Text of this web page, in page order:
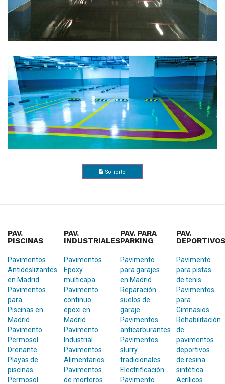
Solicite
PAV.
PISCINAS
Pavimentos
Antideslizantes
en Madrid
Pavimentos
para
Piscinas en
Madrid
Pavimento
Permosol
Drenante
Playas de
piscinas
Permosol
PAV.
INDUSTRIALES
Pavimentos
Epoxy
multicapa
Pavimento
continuo
epoxi en
Madrid
Pavimento
Industrial
Pavimentos
Alimentarios
Pavimentos
de morteros
PAV. PARA
PARKING
Pavimento
para garajes
en Madrid
Reparación
suelos de
garaje
Pavimentos
anticarburantes
Pavimentos
slurry
tradicionales
Electrificación
Pavimento
PAV.
DEPORTIVOS
Pavimento
para pistas
de tenis
Pavimentos
para
Gimnasios
Rehabilitación
de
pavimentos
deportivos
de resina
sintética
Acrílicos